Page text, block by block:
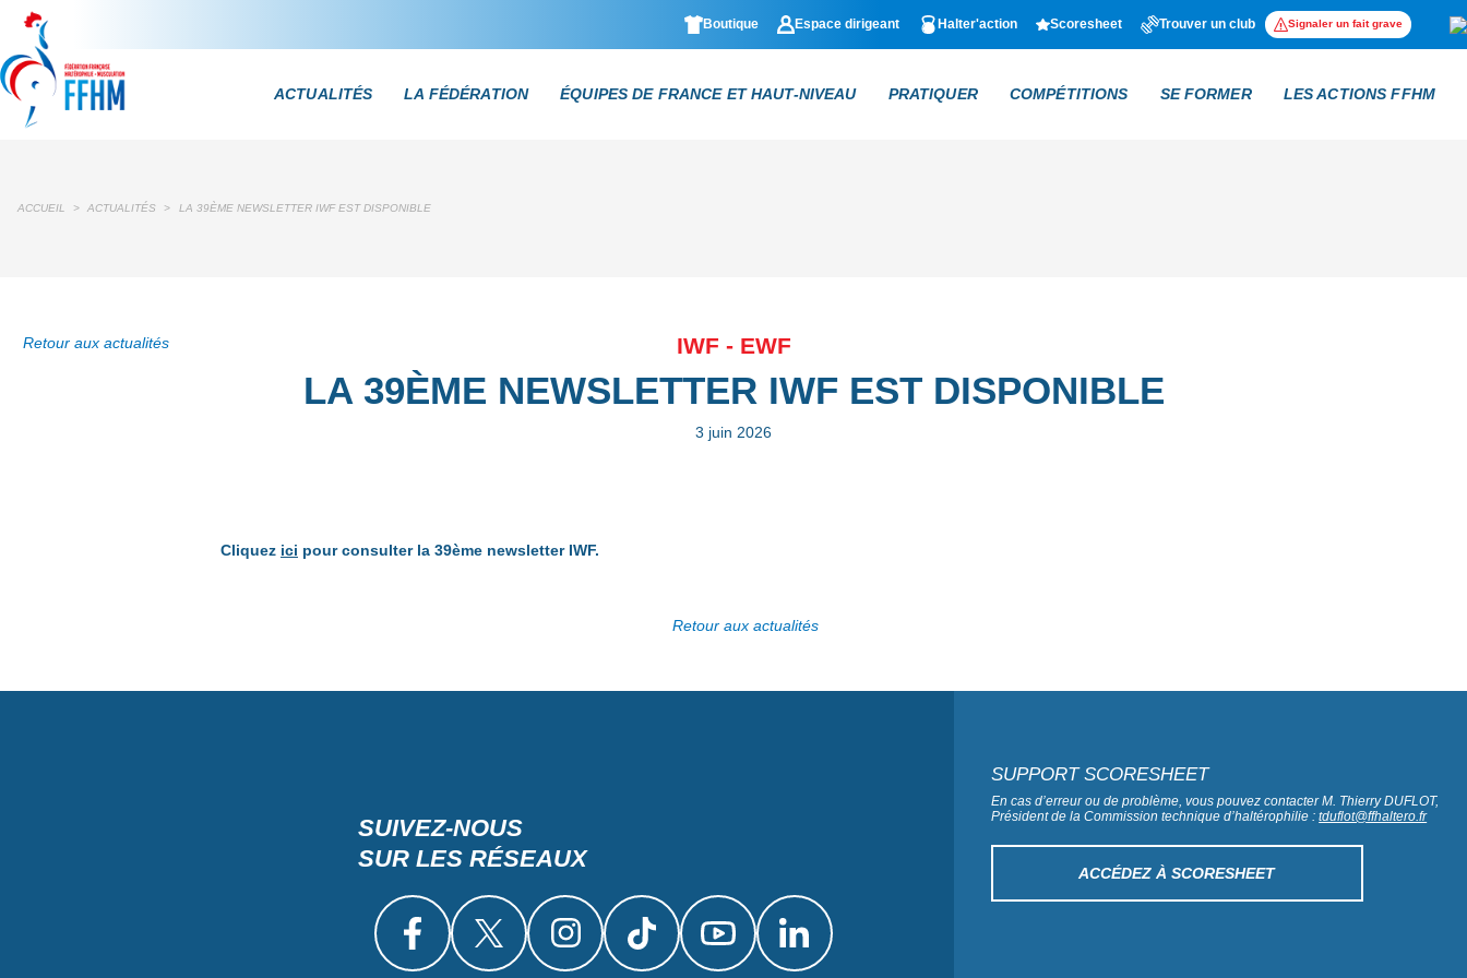
Boutique Espace dirigeant Halter'action Scoresheet Trouver un club Signaler un fait grave
ACTUALITÉS LA FÉDÉRATION ÉQUIPES DE FRANCE ET HAUT-NIVEAU PRATIQUER COMPÉTITIONS SE FORMER LES ACTIONS FFHM
ACCUEIL > ACTUALITÉS > LA 39ÈME NEWSLETTER IWF EST DISPONIBLE
Retour aux actualités IWF - EWF
LA 39ÈME NEWSLETTER IWF EST DISPONIBLE
3 juin 2026
Cliquez ici pour consulter la 39ème newsletter IWF.
Retour aux actualités
SUIVEZ-NOUS
SUR LES RÉSEAUX
SUPPORT SCORESHEET
En cas d’erreur ou de problème, vous pouvez contacter M. Thierry DUFLOT,
Président de la Commission technique d’haltérophilie :tduflot@ffhaltero.fr
ACCÉDEZ À SCORESHEET